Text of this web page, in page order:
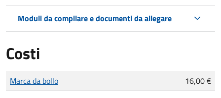
Moduli da compilare e documenti da allegare
Costi
Tipo di pagamento
Importo
Marca da bollo 16,00 €